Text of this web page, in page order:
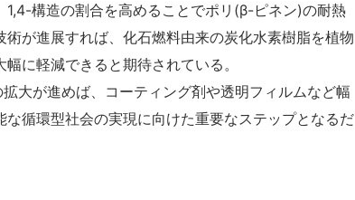
構造の割合を高めることでポリ(β-ピネン)の耐熱
が進展すれば、化石燃料由来の炭化水素樹脂を植物
に軽減できると期待されている。
大が進めば、コーティング剤や透明フィルムなど幅
循環型社会の実現に向けた重要なステップとなるだ